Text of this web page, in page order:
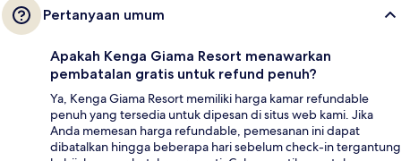
Pertanyaan umum
Apakah Kenga Giama Resort menawarkan
pembatalan gratis untuk refund penuh?
Ya, Kenga Giama Resort memiliki harga kamar refundable
penuh yang tersedia untuk dipesan di situs web kami. Jika
Anda memesan harga refundable, pemesanan ini dapat
dibatalkan hingga beberapa hari sebelum check-in tergantung